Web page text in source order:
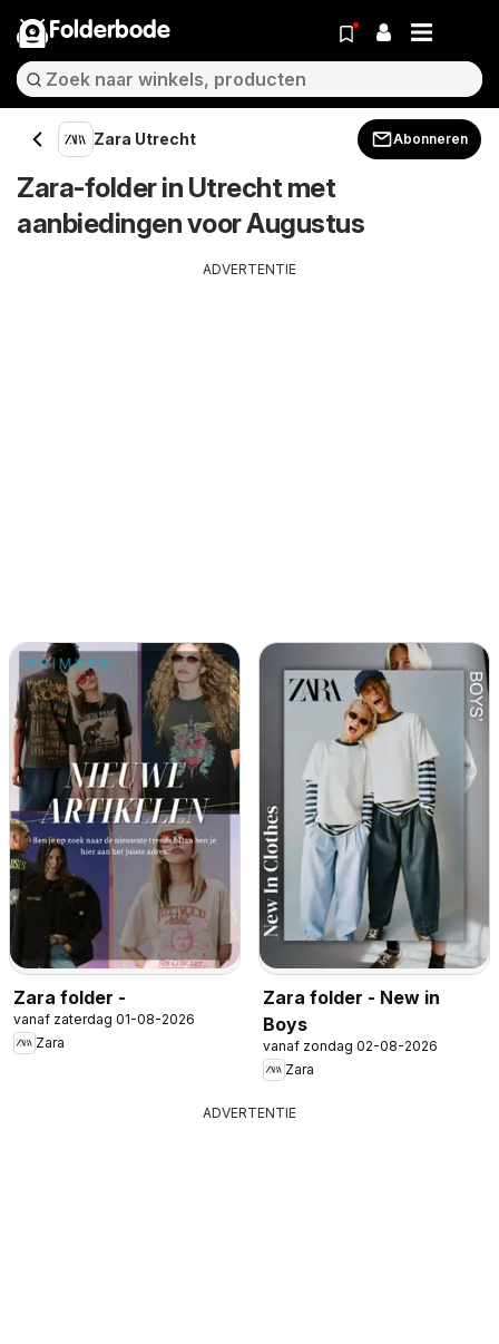
Folderbode
Zara Utrecht Abonneren
Zara-folder in Utrecht met
aanbiedingen voor Augustus
ADVERTENTIE
Zara folder -
vanaf zaterdag 01-08-2026
Zara
Zara folder - New in
Boys
vanaf zondag 02-08-2026
Zara
ADVERTENTIE